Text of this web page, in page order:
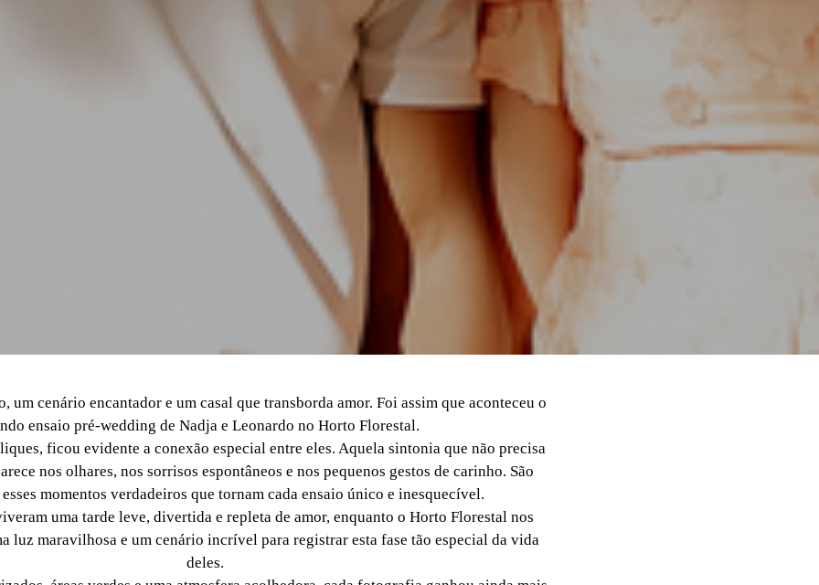
um cenário encantador e um casal que transborda amor. Foi assim que aconteceu o
ensaio pré-wedding de Nadja e Leonardo no Horto Florestal.
ficou evidente a conexão especial entre eles. Aquela sintonia que não precisa
nos olhares, nos sorrisos espontâneos e nos pequenos gestos de carinho. São
momentos verdadeiros que tornam cada ensaio único e inesquecível.
uma tarde leve, divertida e repleta de amor, enquanto o Horto Florestal nos
luz maravilhosa e um cenário incrível para registrar esta fase tão especial da vida
deles.